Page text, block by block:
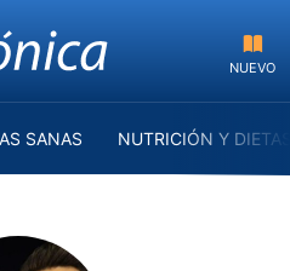
NUEVO
SANAS NUTRICIÓN Y